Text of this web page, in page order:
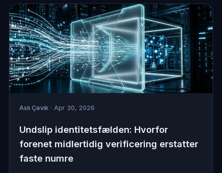
Aslı Çevik· Apr 30, 2026
Undslip identitetsfælden: Hvorfor
forenet midlertidig verificering erstatter
faste numre